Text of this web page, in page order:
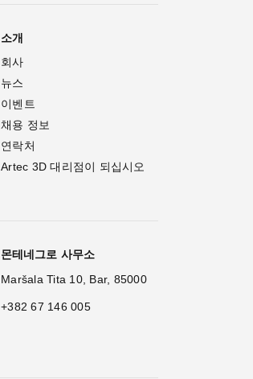
소개
회사
뉴스
이벤트
채용 정보
연락처
Artec 3D 대리점이 되십시오
몬테네그로 사무소
Maršala Tita 10, Bar, 85000
+382 67 146 005